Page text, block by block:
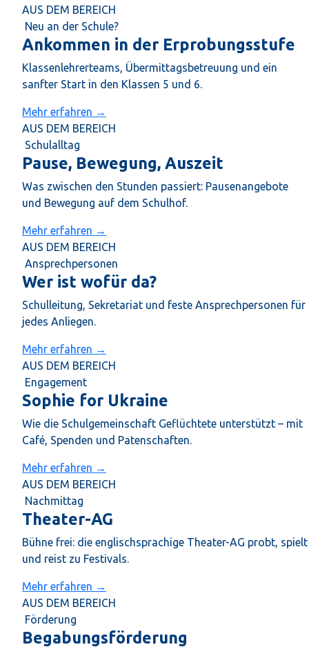
AUS DEM BEREICH
Neu an der Schule?
Ankommen in der Erprobungsstufe
Klassenlehrerteams, Übermittagsbetreuung und ein
sanfter Start in den Klassen 5 und 6.
Mehr erfahren →
AUS DEM BEREICH
Schulalltag
Pause, Bewegung, Auszeit
Was zwischen den Stunden passiert: Pausenangebote
und Bewegung auf dem Schulhof.
Mehr erfahren →
AUS DEM BEREICH
Ansprechpersonen
Wer ist wofür da?
Schulleitung, Sekretariat und feste Ansprechpersonen für
jedes Anliegen.
Mehr erfahren →
AUS DEM BEREICH
Engagement
Sophie for Ukraine
Wie die Schulgemeinschaft Geflüchtete unterstützt – mit
Café, Spenden und Patenschaften.
Mehr erfahren →
AUS DEM BEREICH
Nachmittag
Theater-AG
Bühne frei: die englischsprachige Theater-AG probt, spielt
und reist zu Festivals.
Mehr erfahren →
AUS DEM BEREICH
Förderung
Begabungsförderung